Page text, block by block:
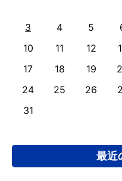
3
4 5
10
11 12
17
18 19
24
25 26
31
最近